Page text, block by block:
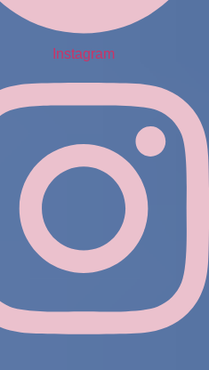
Instagram